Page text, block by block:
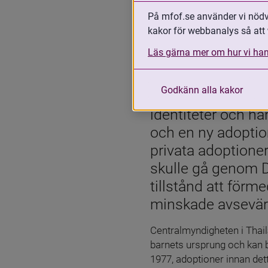
11 maj 2023
Skriv ut
1977 förekom
identiteter och
och en ny
privata
skulle gå genom
tillstånd att
minskade
Centralmyndigheten i
barnets ursprung och
1977, adoptioner innan
På mfof.se använder vi
kakor för webbanalys så
Läs gärna mer om hur vi
Godkänn alla kakor